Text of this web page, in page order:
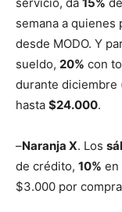
semana a quienes
desde MODO. Y
sueldo, 20% con
durante diciembre
hasta $24.000.
–Naranja X. Los
de crédito, 10% en
$3.000 por